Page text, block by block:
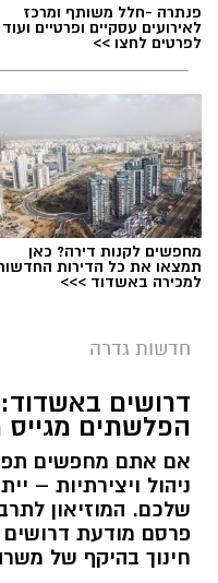
פנתרה -חלל משותף ומרכז
לאירועים עסקיים ופרטיים ועוד
לפרטים לחצו >>
מחפשים לקנות דירה? כאן
תמצאו את כל הדירות
למכירה באשדוד >>>
חדשות גדרה
דרושים באשדוד:
הפלשתים
אם אתם מחפשים
ניהול ויצירתיות –
שלכם. המוזיאון
פרסם מודעת
חינוך בהיקף של